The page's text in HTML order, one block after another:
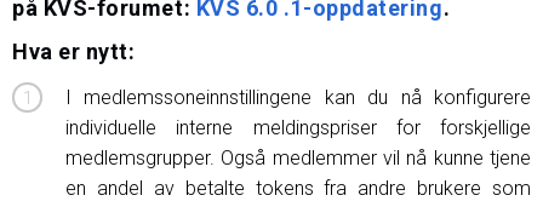
på KVS-forumet: KVS 6.0 .1-oppdatering.
Hva er nytt:
I medlemssoneinnstillingene kan du nå konfigurere
individuelle interne meldingspriser for forskjellige
medlemsgrupper. Også medlemmer vil nå kunne tjene
en andel av betalte tokens fra andre brukere som